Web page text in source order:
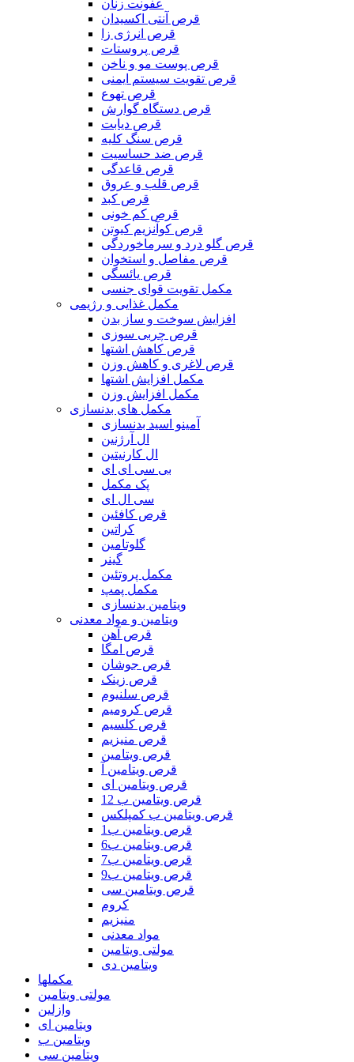
عفونت زنان
قرص آنتی اکسیدان
قرص انرژی زا
قرص پروستات
قرص پوست مو و ناخن
قرص تقویت سیستم ایمنی
قرص تهوع
قرص دستگاه گوارش
قرص دیابت
قرص سنگ کلیه
قرص ضد حساسیت
قرص قاعدگی
قرص قلب و عروق
قرص کبد
قرص کم خونی
قرص کوآنزیم کیوتن
قرص گلو درد و سرماخوردگی
قرص مفاصل و استخوان
قرص یائسگی
مکمل تقویت قوای جنسی
مکمل غذایی و رژیمی
افزایش سوخت و ساز بدن
قرص چربی سوزی
قرص کاهش اشتها
قرص لاغری و کاهش وزن
مکمل افزایش اشتها
مکمل افزایش وزن
مکمل های بدنسازی
آمینو اسید بدنسازی
ال آرژنین
ال کارنیتین
بی سی ای ای
پک مکمل
سی ال ای
قرص کافئین
کراتین
گلوتامین
گینر
مکمل پروتئین
مکمل پمپ
ویتامین بدنسازی
ویتامین و مواد معدنی
قرص آهن
قرص امگا
قرص جوشان
قرص زینک
قرص سلنیوم
قرص کرومیم
قرص کلسیم
قرص منیزیم
قرص ویتامین
قرص ویتامین آ
قرص ویتامین ای
قرص ویتامین ب 12
قرص ویتامین ب کمپلکس
قرص ویتامین ب1
قرص ویتامین ب6
قرص ویتامین ب7
قرص ویتامین ب9
قرص ویتامین سی
کروم
منیزیم
مواد معدنی
مولتی ویتامین
ویتامین دی
مکملها
مولتی ویتامین
وازلین
ویتامین ای
ویتامین ب
ویتامین سی